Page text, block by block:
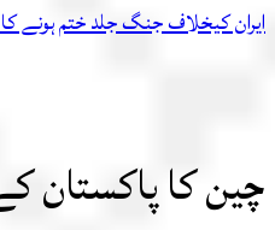
ایران کیخلاف جنگ جلد ختم ہونے
چین کا پاکستان